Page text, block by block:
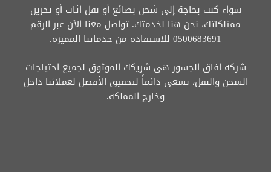
سواء كنت بحاجة إلى شحن بضائع أو نقل اثاث أو تخزين
ممتلكاتك، نحن هنا لخدمتك. تواصل معنا الآن عبر الرقم
0500683691 للاستفادة من خدماتنا المميزة.
شركة افاق الجسور هي شريكك الموثوق لجميع احتياجات
الشحن والنقل، نسعى دائماً لتحقيق الأفضل لعملائنا داخل
وخارج المملكة.